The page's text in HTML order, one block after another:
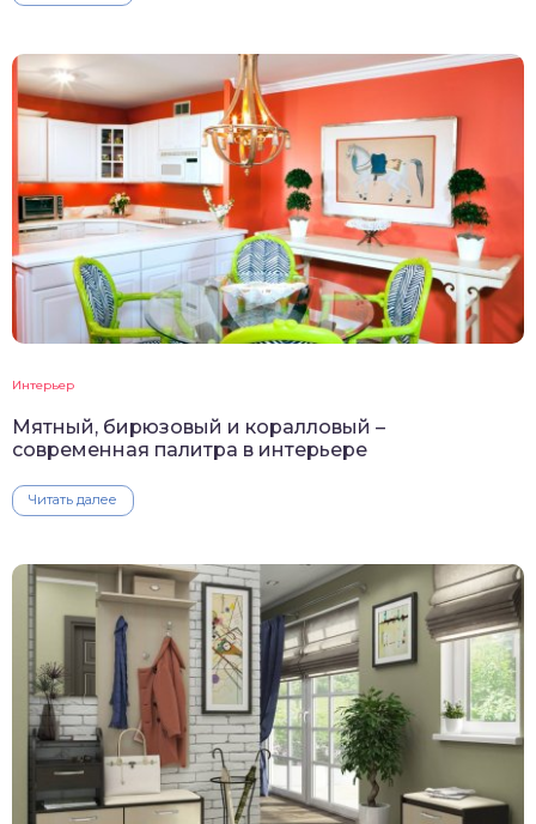
Интерьер
Мятный, бирюзовый и коралловый –
современная палитра в интерьере
Читать далее